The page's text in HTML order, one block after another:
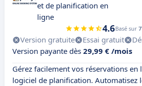
et de planification en
ligne
4.6Basé sur
Version gratuite Essai gratuit
Version payante dès 29,99 € /mois
Gérez facilement vos réservations en
logiciel de planification. Automatisez